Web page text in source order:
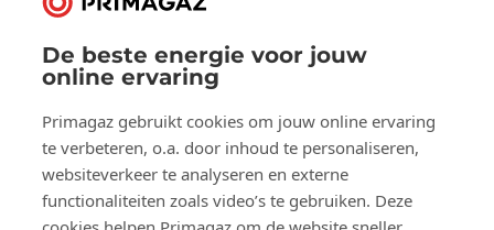
De beste energie voor jouw
online ervaring
Primagaz gebruikt cookies om jouw online ervaring
te verbeteren, o.a. door inhoud te personaliseren,
websiteverkeer te analyseren en externe
functionaliteiten zoals video’s te gebruiken. Deze
Volg ons op:
LinkedIn
Over Primagaz